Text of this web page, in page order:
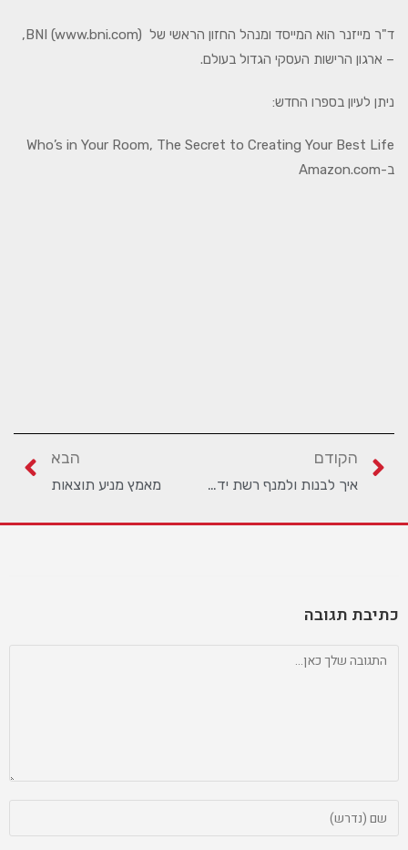
ד"ר מייזנר הוא המייסד ומנהל החזון הראשי של BNI (www.bni.com),
– ארגון הרישות העסקי הגדול בעולם.
ניתן לעיון בספרו החדש:
Who’s in Your Room, The Secret to Creating Your Best Life
ב-Amazon.com
הקודם
איך לבנות ולמנף רשת ידע אפקטיבית
הבא
מאמץ מניע תוצאות
כתיבת תגובה